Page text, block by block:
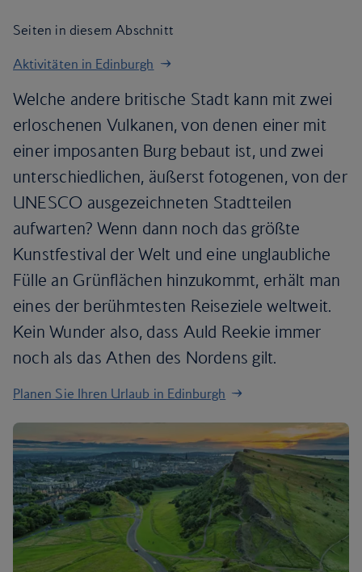
Seiten in diesem Abschnitt
Aktivitäten in Edinburgh
Welche andere britische Stadt kann mit zwei
erloschenen Vulkanen, von denen einer mit
einer imposanten Burg bebaut ist, und zwei
unterschiedlichen, äußerst fotogenen, von der
UNESCO ausgezeichneten Stadtteilen
aufwarten? Wenn dann noch das größte
Kunstfestival der Welt und eine unglaubliche
Fülle an Grünflächen hinzukommt, erhält man
eines der berühmtesten Reiseziele weltweit.
Kein Wunder also, dass Auld Reekie immer
noch als das Athen des Nordens gilt.
Planen Sie Ihren Urlaub in Edinburgh